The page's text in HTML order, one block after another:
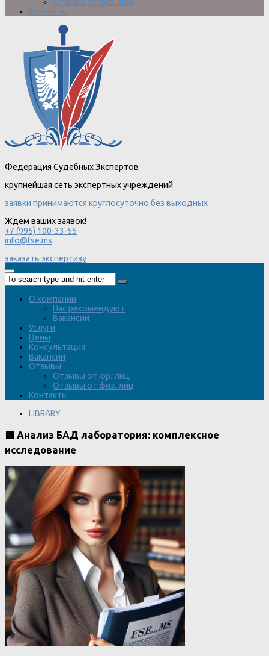
Отзывы от физ. лиц
Контакты
Федерация Судебных Экспертов
крупнейшая сеть экспертных учреждений
заявки принимаются круглосуточно без выходных
Ждем ваших заявок!
+7 (995) 100-33-55
info@fse.ms
заказать экспертизу
О компании
Нас рекомендуют
Вакансии
Услуги
Цены
Консультация
Вакансии
Отзывы
Отзывы от юр. лиц
Отзывы от физ. лиц
Контакты
LIBRARY
🟩 Анализ БАД лаборатория: комплексное
исследование